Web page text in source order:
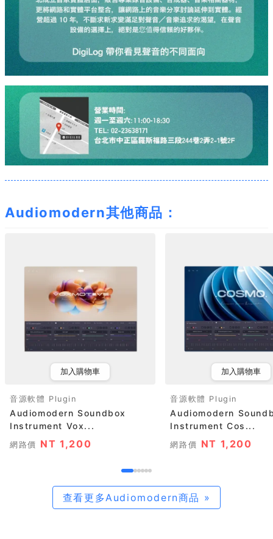
Audiomodern其他商品：
加入購物車
音源軟體 Plugin
Audiomodern Soundbox
Instrument Vox...
網路價 NT 1,200
加入購物車
音源軟體 Plugin
Audiomodern
Instrument Cos...
網路價 NT 1,200
查看更多Audiomodern商品 »